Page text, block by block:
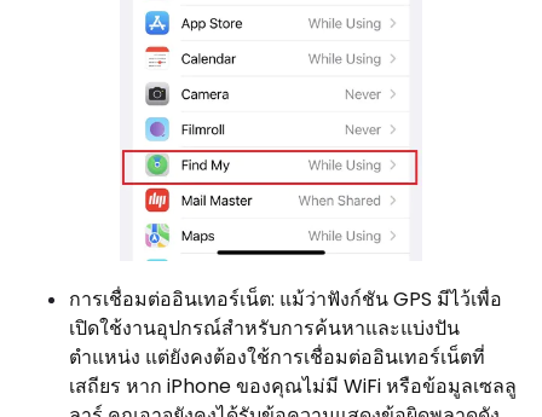
การเชื่อมต่ออินเทอร์เน็ต: แม้ว่าฟังก์ชัน GPS มีไว้เพื่อ
เปิดใช้งานอุปกรณ์สำหรับการค้นหาและแบ่งปัน
ตำแหน่ง แต่ยังคงต้องใช้การเชื่อมต่ออินเทอร์เน็ตที่
เสถียร หาก iPhone ของคุณไม่มี WiFi หรือข้อมูลเซลลู